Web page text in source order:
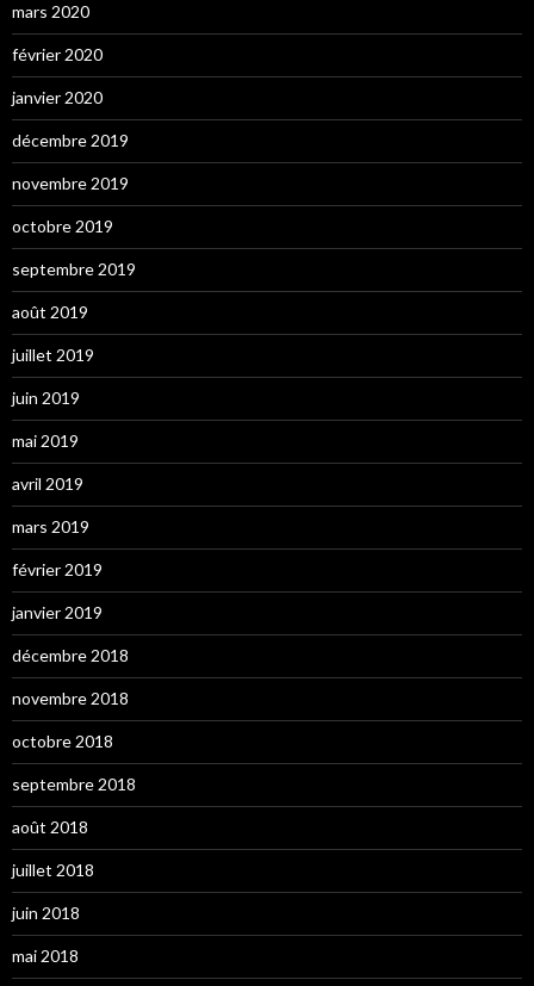
mars 2020
février 2020
janvier 2020
décembre 2019
novembre 2019
octobre 2019
septembre 2019
août 2019
juillet 2019
juin 2019
mai 2019
avril 2019
mars 2019
février 2019
janvier 2019
décembre 2018
novembre 2018
octobre 2018
septembre 2018
août 2018
juillet 2018
juin 2018
mai 2018